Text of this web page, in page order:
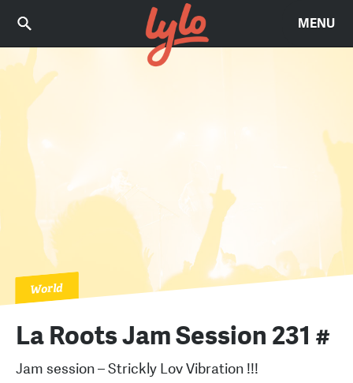
MENU
World
La Roots Jam Session 231 #
Jam session – Strickly Lov Vibration !!!